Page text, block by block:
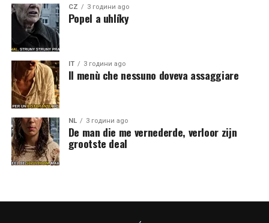
CZ 3 години ago
Popel a uhlíky
IT 3 години ago
Il menù che nessuno doveva assaggiare
NL 3 години ago
De man die me vernederde, verloor zijn
grootste deal